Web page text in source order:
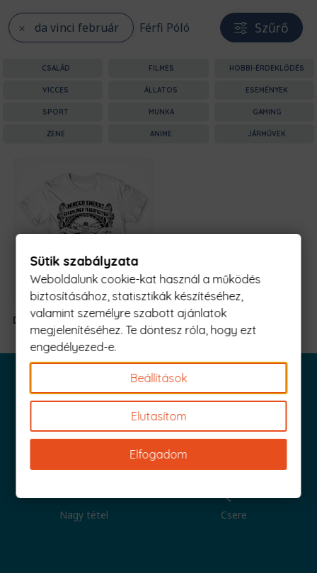
da vinci február Férfi Póló Szűrő
CSALÁD FILMES HOBBI-ÉRDEKLŐDÉS
VICCES ÁLLATOS ESEMÉNYEK
SPORT MUNKA GAMING
ZENE ANIME JÁRMŰVEK
Da vinci Február 5990 Ft-tól
Iratkozz fel és küldjük is az 1000 Ft értékű kuponod!
Nagy tétel Csere
Sütik szabályzata
Weboldalunk cookie-kat használ a működés
biztosításához, statisztikák készítéséhez,
valamint személyre szabott ajánlatok
megjelenítéséhez. Te döntesz róla, hogy ezt
engedélyezed-e.
Beállítások
Elutasítom
Elfogadom